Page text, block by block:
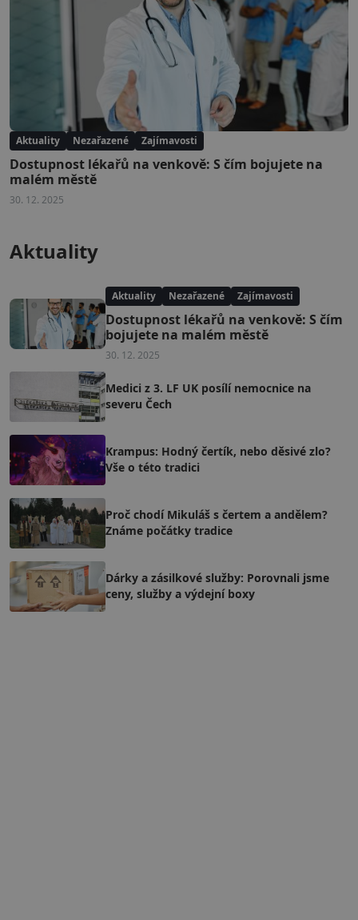
Aktuality Nezařazené Zajímavosti
Dostupnost lékařů na venkově: S čím bojujete na
malém městě
30. 12. 2025
Aktuality
Aktuality Nezařazené Zajímavosti
Dostupnost lékařů na venkově: S čím
bojujete na malém městě
30. 12. 2025
Medici z 3. LF UK posílí nemocnice na
severu Čech
Krampus: Hodný čertík, nebo děsivé zlo?
Vše o této tradici
Proč chodí Mikuláš s čertem a andělem?
Známe počátky tradice
Dárky a zásilkové služby: Porovnali jsme
ceny, služby a výdejní boxy